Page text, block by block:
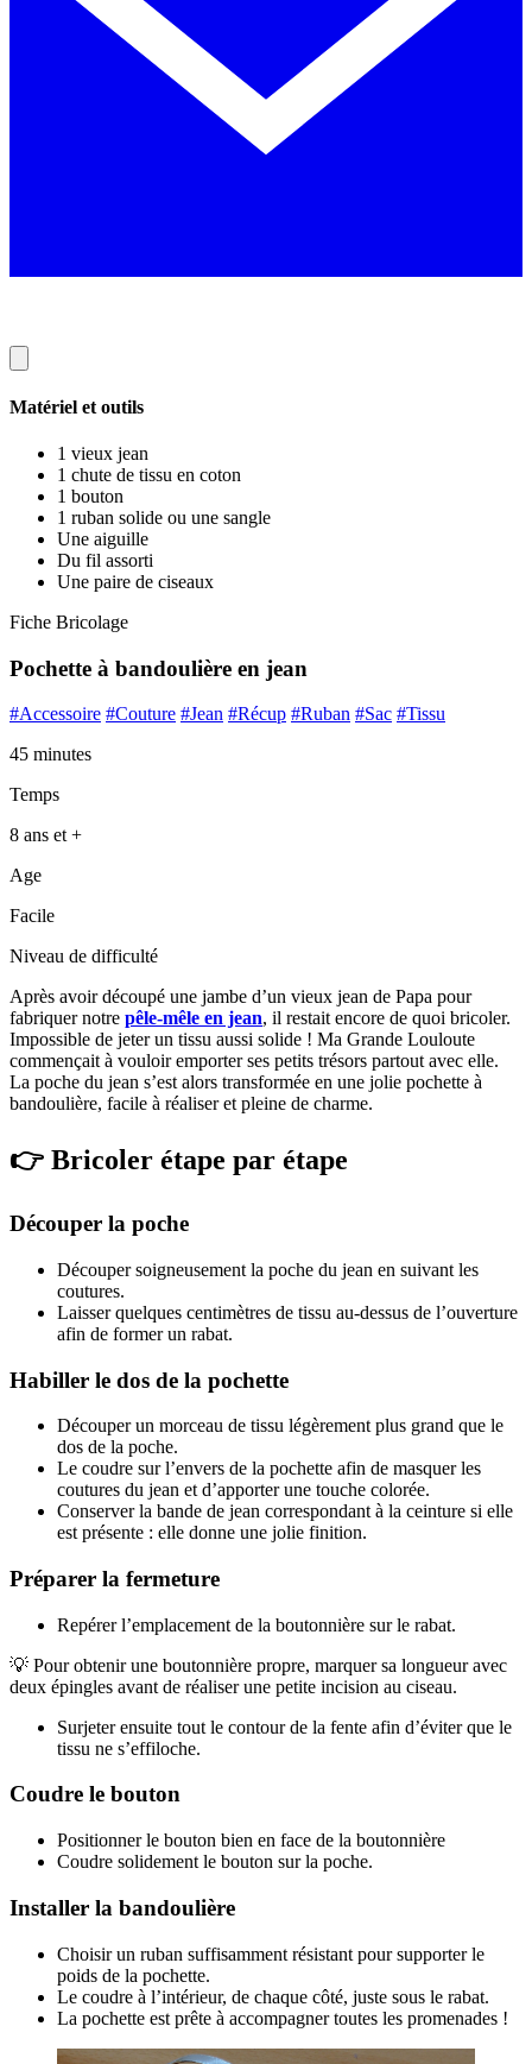
Matériel et outils
1 vieux jean
1 chute de tissu en coton
1 bouton
1 ruban solide ou une sangle
Une aiguille
Du fil assorti
Une paire de ciseaux
Fiche Bricolage
Pochette à bandoulière en jean
#Accessoire #Couture #Jean #Récup #Ruban #Sac #Tissu
45 minutes
Temps
8 ans et +
Age
Facile
Niveau de difficulté
Après avoir découpé une jambe d’un vieux jean de Papa pour
fabriquer notre pêle-mêle en jean, il restait encore de quoi bricoler.
Impossible de jeter un tissu aussi solide ! Ma Grande Louloute
commençait à vouloir emporter ses petits trésors partout avec elle.
La poche du jean s’est alors transformée en une jolie pochette à
bandoulière, facile à réaliser et pleine de charme.
👉 Bricoler étape par étape
Découper la poche
Découper soigneusement la poche du jean en suivant les
coutures.
Laisser quelques centimètres de tissu au-dessus de l’ouverture
afin de former un rabat.
Habiller le dos de la pochette
Découper un morceau de tissu légèrement plus grand que le
dos de la poche.
Le coudre sur l’envers de la pochette afin de masquer les
coutures du jean et d’apporter une touche colorée.
Conserver la bande de jean correspondant à la ceinture si elle
est présente : elle donne une jolie finition.
Préparer la fermeture
Repérer l’emplacement de la boutonnière sur le rabat.
💡 Pour obtenir une boutonnière propre, marquer sa longueur avec
deux épingles avant de réaliser une petite incision au ciseau.
Surjeter ensuite tout le contour de la fente afin d’éviter que le
tissu ne s’effiloche.
Coudre le bouton
Positionner le bouton bien en face de la boutonnière
Coudre solidement le bouton sur la poche.
Installer la bandoulière
Choisir un ruban suffisamment résistant pour supporter le
poids de la pochette.
Le coudre à l’intérieur, de chaque côté, juste sous le rabat.
La pochette est prête à accompagner toutes les promenades !